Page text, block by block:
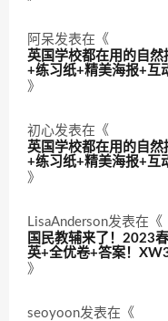
阿呆发表在《
英国学校都在用的自
+练习纸+精美海报+互
》
初心发表在《
英国学校都在用的自
+练习纸+精美海报+互
》
LisaAnderson发表在《
国民教辅来了！2023
英+全优卷+答案！
》
seoyoon发表在《